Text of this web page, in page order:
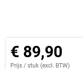
€ 89,90
Prijs / stuk (excl. BTW)